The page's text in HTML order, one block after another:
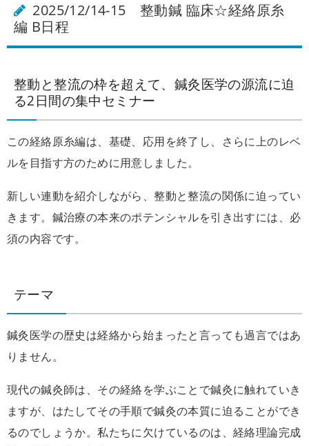
2025/12/14-15 整動鍼 臨床☆経絡原糸
編 B日程
整動と整流の枠を超えて、鍼灸医学の源流に迫
る2日間の集中セミナー
この経絡原糸編は、基礎、応用を終了し、さらに上のレベ
ルを目指す方のために用意しました。
新しい連動を紹介しながら、整動と整流の関係に迫ってい
きます。鍼治療の本来のポテンシャルを引き出すには、必
須の内容です。
テーマ
鍼灸医学の歴史は経絡から始まったと言っても過言ではあ
りません。
現代の鍼灸師は、その経絡を学ぶことで鍼灸に触れていき
ますが、はたしてその手順で鍼灸の本質に迫ることができ
るのでしょうか。私たちに欠けているのは、経絡理論完成